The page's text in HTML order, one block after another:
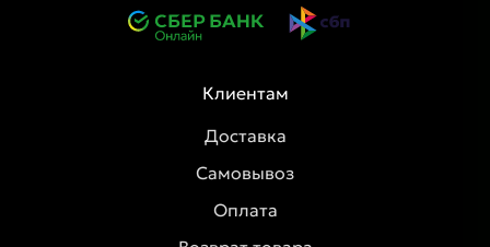
Клиентам
Доставка
Самовывоз
Оплата